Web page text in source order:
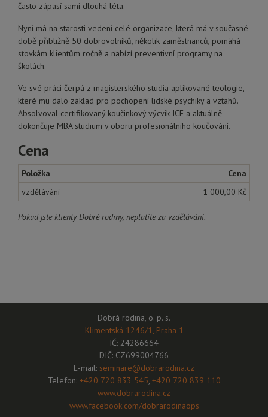
často zápasí sami dlouhá léta.
Nyní má na starosti vedení celé organizace, která má v současné
době přibližně 50 dobrovolníků, několik zaměstnanců, pomáhá
stovkám klientům ročně a nabízí preventivní programy na
školách.
Ve své práci čerpá z magisterského studia aplikované teologie,
které mu dalo základ pro pochopení lidské psychiky a vztahů.
Absolvoval certifikovaný koučinkový výcvik ICF a aktuálně
dokončuje MBA studium v oboru profesionálního koučování.
Cena
Položka
Cena
vzdělávání
1 000,00 Kč
Pokud jste klienty Dobré rodiny, neplatíte za vzdělávání.
Dobrá rodina, o. p. s.
Klimentská 1246/1, Praha 1
IČ: 24286664
DIČ: CZ699004766
E-mail: seminare@dobrarodina.cz
Telefon: +420 720 833 545, +420 720 839 110
www.dobrarodina.cz
www.facebook.com/dobrarodinaops